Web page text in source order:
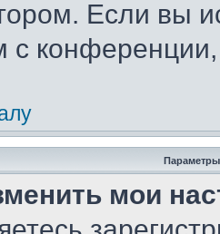
Если вы
с
Параметры
мои